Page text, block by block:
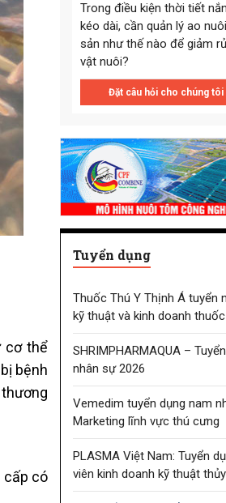
cơ thể
bệnh
cấp có
Trong điều kiện thời tiết
kéo dài, cần quản lý ao
sản như thế nào để giảm
vật nuôi?
Đặt câu hỏi cho chúng tôi
Tuyển dụng
Thuốc Thú Y Thịnh Á tuyển
kỹ thuật và kinh doanh
SHRIMPHARMAQUA –
nhân sự 2026
Vemedim tuyển dụng nam
Marketing lĩnh vực thú cưng
PLASMA Việt Nam: Tuyển
viên kinh doanh kỹ thuật